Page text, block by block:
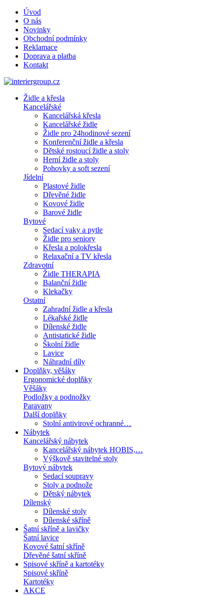
Úvod
O nás
Novinky
Obchodní podmínky
Reklamace
Doprava a platba
Kontakt
Židle a křesla
Kancelářské
Kancelářská křesla
Kancelářské židle
Židle pro 24hodinové sezení
Konferenční židle a křesla
Dětské rostoucí židle a stoly
Herní židle a stoly
Pohovky a soft sezení
Jídelní
Plastové židle
Dřevěné židle
Kovové židle
Barové židle
Bytové
Sedací vaky a pytle
Židle pro seniory
Křesla a polokřesla
Relaxační a TV křesla
Zdravotní
Židle THERAPIA
Balanční židle
Klekačky
Ostatní
Zahradní židle a křesla
Lékařské židle
Dílenské židle
Antistatické židle
Školní židle
Lavice
Náhradní díly
Doplňky, věšáky
Ergonomické doplňky
Věšáky
Podložky a podnožky
Paravany
Další doplňky
Stolní antivirové ochranné…
Nábytek
Kancelářský nábytek
Kancelářský nábytek HOBIS,…
Výškově stavitelné stoly
Bytový nábytek
Sedací soupravy
Stoly a podnože
Dětský nábytek
Dílenský
Dílenské stoly
Dílenské skříně
Šatní skříně a lavičky
Šatní lavice
Kovové šatní skříně
Dřevěné šatní skříně
Spisové skříně a kartotéky
Spisové skříně
Kartotéky
AKCE